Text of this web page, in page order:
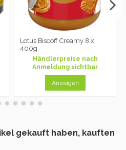
Lotus Biscoff Creamy 8 x
400g
Händlerpreise nach
Anmeldung sichtbar
Anzeigen
gekauft haben, kauften